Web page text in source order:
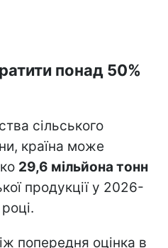
понад 50%
сільського
країна може
29,6 мільйона тонн
продукції у 2026-
попередня оцінка в